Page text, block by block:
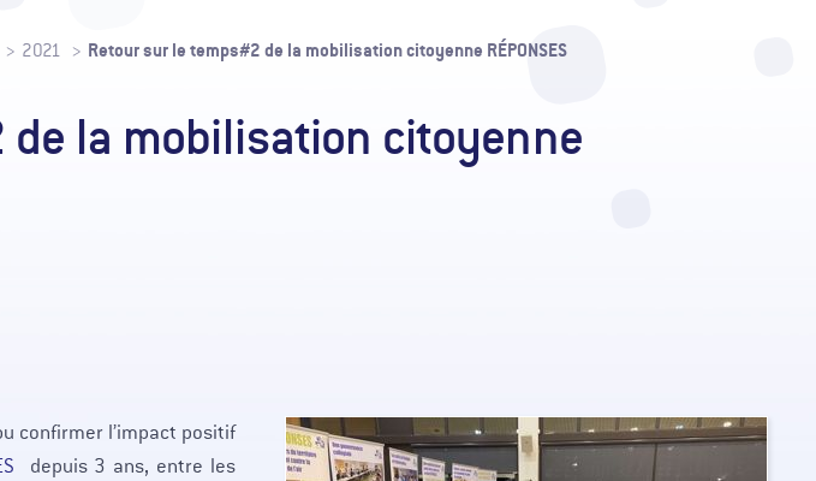
2021 Retour sur le temps#2 de la mobilisation citoyenne RÉPONSES
la mobilisation citoyenne
confirmer l’impact positif
depuis 3 ans, entre les